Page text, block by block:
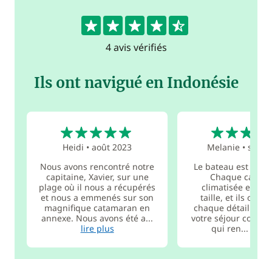
4.8
4 avis vérifiés
Ils ont navigué en Indonésie
Heidi •août 2023
Nous avons rencontré notre
capitaine, Xavier, sur une
plage où il nous a récupérés
et nous a emmenés sur son
magnifique catamaran en
annexe. Nous avons été a...
lire plus
Melanie •sept.
Le bateau est
Chaque
climatisée et de
taille, et ils ont
chaque détail
votre séjour
qui ren...